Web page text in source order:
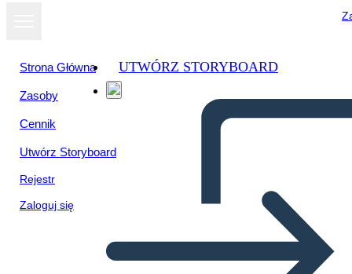
Strona Główna
Zasoby
Cennik
Utwórz Storyboard
Rejestr
Zaloguj się
UTWÓRZ STORYBOARD